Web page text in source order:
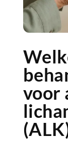
voor